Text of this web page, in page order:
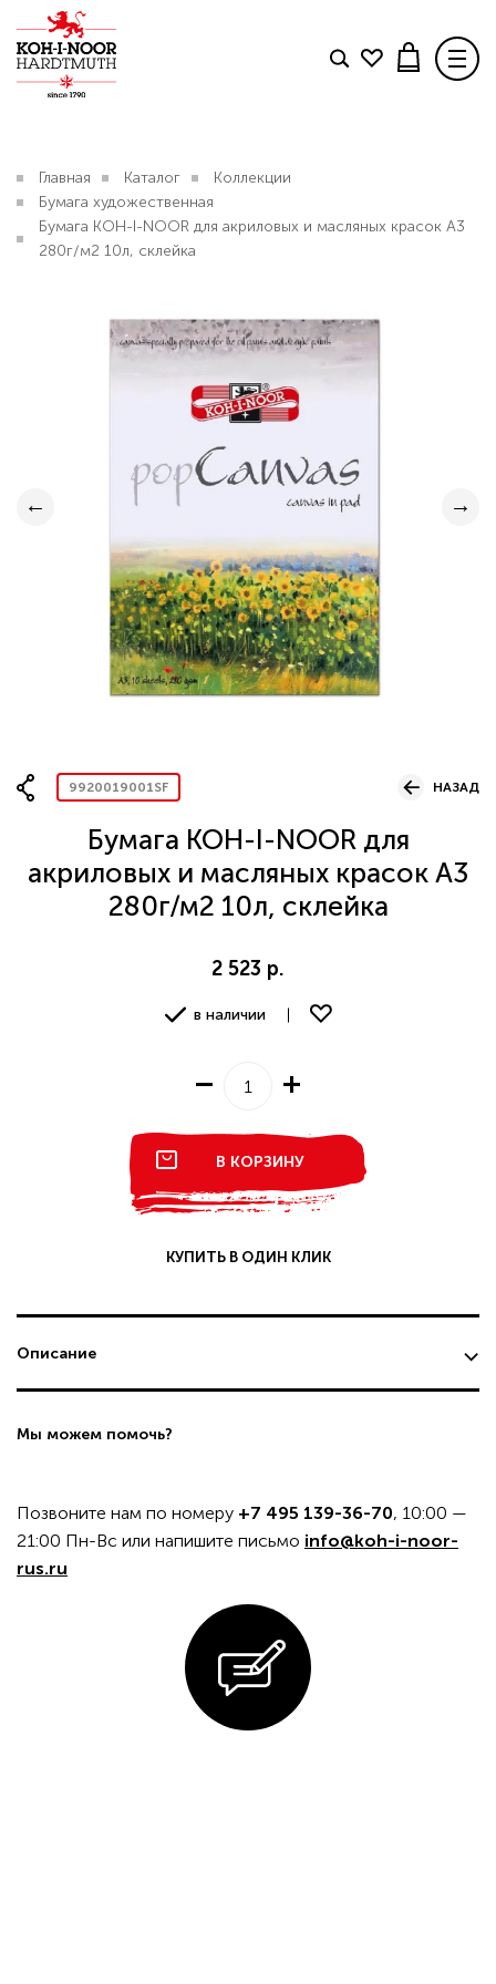
КОЛЛЕКЦИИ
В КАТАЛОГ
Главная Каталог
Коллекции
Бумага художественная
Бумага KOH-I-NOOR для акриловых и масляных красок А3
280г/м2 10л, склейка
9920019001SF НАЗАД
Бумага KOH-I-NOOR для
акриловых и масляных красок А3
280г/м2 10л, склейка
2 523 р.
в наличии
В КОРЗИНУ
КУПИТЬ В ОДИН КЛИК
Описание
Мы можем помочь?
Позвоните нам по номеру +7 495 139-36-70, 10:00 —
21:00 Пн-Вс или напишите письмо info@koh-i-noor-
rus.ru
Товар добавлен в корзину
Бумага KOH-I-NOOR для акриловых и масляных
ПРОДОЛЖИТЬ ПОКУПКИ
Свяжитесь с нами.
Вопрос по интернет-магазину
Вопрос по представительству
ОСТАВИТЬ ЗАЯВКУ